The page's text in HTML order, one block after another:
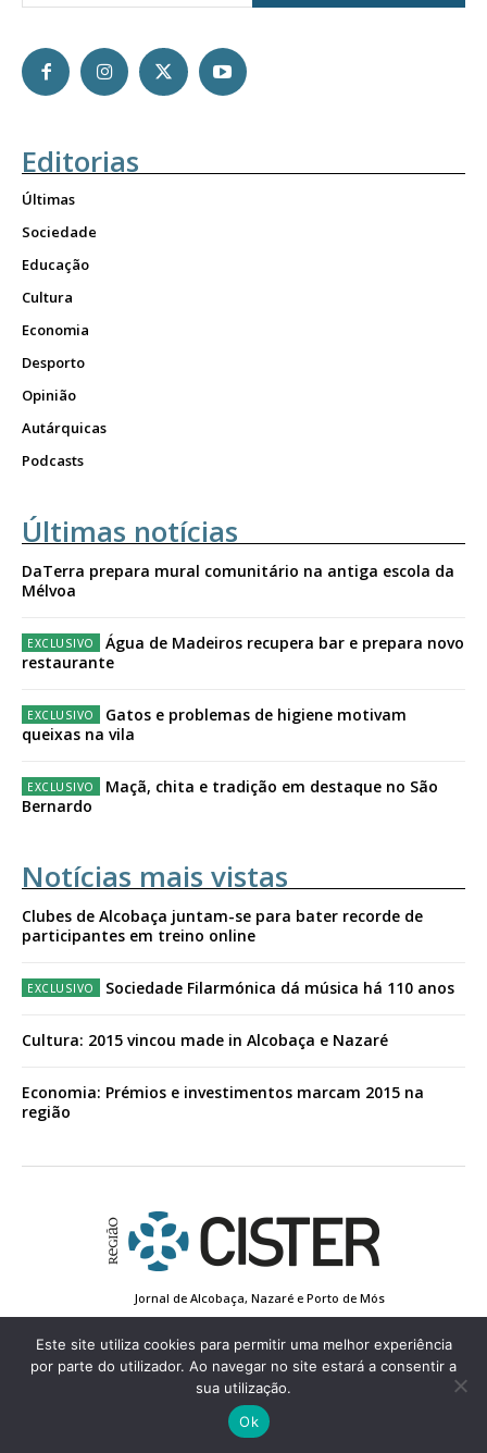
Editorias
Últimas
Sociedade
Educação
Cultura
Economia
Desporto
Opinião
Autárquicas
Podcasts
Últimas notícias
DaTerra prepara mural comunitário na antiga escola da
Mélvoa
Água de Madeiros recupera bar e prepara novo
restaurante
Gatos e problemas de higiene motivam
queixas na vila
Maçã, chita e tradição em destaque no São
Bernardo
Notícias mais vistas
Clubes de Alcobaça juntam-se para bater recorde de
participantes em treino online
Sociedade Filarmónica dá música há 110 anos
Cultura: 2015 vincou made in Alcobaça e Nazaré
Economia: Prémios e investimentos marcam 2015 na
região
Jornal de Alcobaça, Nazaré e Porto de Mós
Conta de Registo
Edição Impressa
© 2022 Região de Cister - Todos os direitos reservados.
Este site utiliza cookies para permitir uma melhor experiência
por parte do utilizador. Ao navegar no site estará a consentir a
sua utilização.
Ok